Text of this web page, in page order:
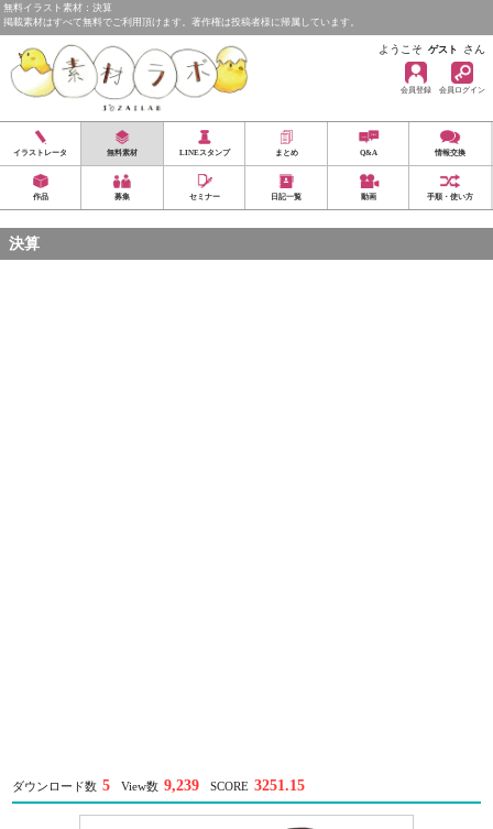
無料イラスト素材：決算
掲載素材はすべて無料でご利用頂けます。著作権は投稿者様に帰属しています。
ようこそ ゲスト さん
会員登録 会員ログイン
イラストレータ 無料素材 LINEスタンプ まとめ Q&A 情報交換
作品 募集 セミナー 日記一覧 動画 手順・使い方
決算
ダウンロード数 5 View数 9,239 SCORE 3251.15